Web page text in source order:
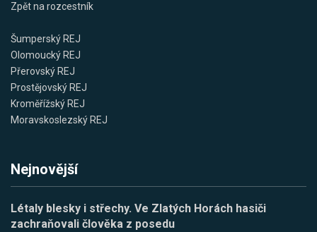
Zpět na rozcestník
Šumperský REJ
Olomoucký REJ
Přerovský REJ
Prostějovský REJ
Kroměřížský REJ
Moravskoslezský REJ
Nejnovější
Létaly blesky i střechy. Ve Zlatých Horách hasiči
zachraňovali člověka z posedu